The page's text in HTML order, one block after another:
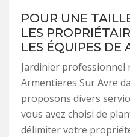
POUR UNE
LES
LES ÉQUIPES DE
Jardinier professionnel
Armentieres Sur Avre
proposons divers
vous avez choisi de
délimiter votre